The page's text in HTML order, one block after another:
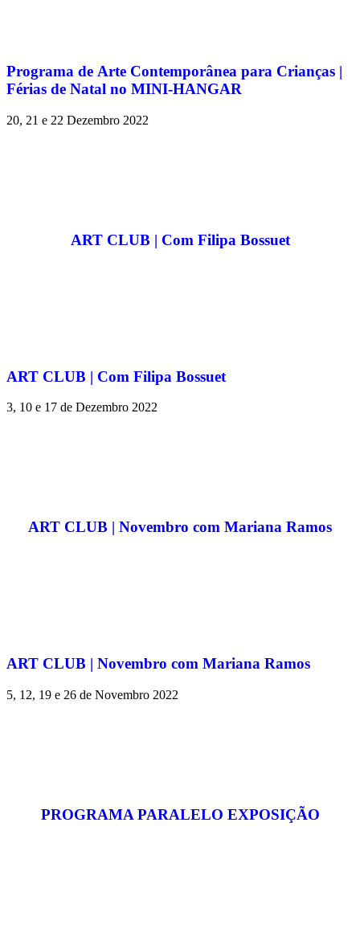
Programa de Arte Contemporânea para Crianças |
Férias de Natal no MINI-HANGAR
20, 21 e 22 Dezembro 2022
ART CLUB | Com Filipa Bossuet
ART CLUB | Com Filipa Bossuet
3, 10 e 17 de Dezembro 2022
ART CLUB | Novembro com Mariana Ramos
ART CLUB | Novembro com Mariana Ramos
5, 12, 19 e 26 de Novembro 2022
PROGRAMA PARALELO EXPOSIÇÃO